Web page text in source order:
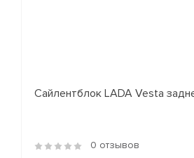
Сайлентблок LADA Vesta
0 отзывов